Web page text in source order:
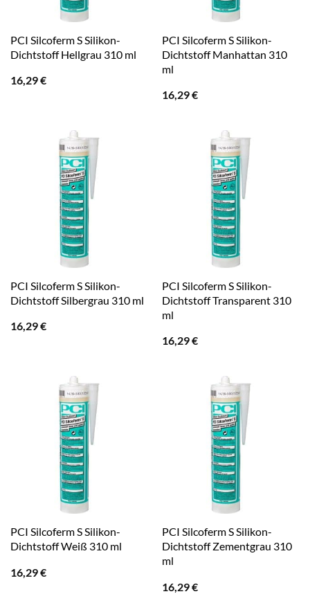
PCI Silcoferm S Silikon-
Dichtstoff Hellgrau 310 ml
16,29€
PCI Silcoferm S Silikon-
Dichtstoff Manhattan 310
ml
16,29€
PCI Silcoferm S Silikon-
Dichtstoff Silbergrau 310 ml
16,29€
PCI Silcoferm S Silikon-
Dichtstoff Transparent 310
ml
16,29€
PCI Silcoferm S Silikon-
Dichtstoff Weiß 310 ml
16,29€
PCI Silcoferm S Silikon-
Dichtstoff Zementgrau 310
ml
16,29€